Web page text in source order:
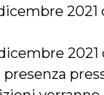
2021
2021